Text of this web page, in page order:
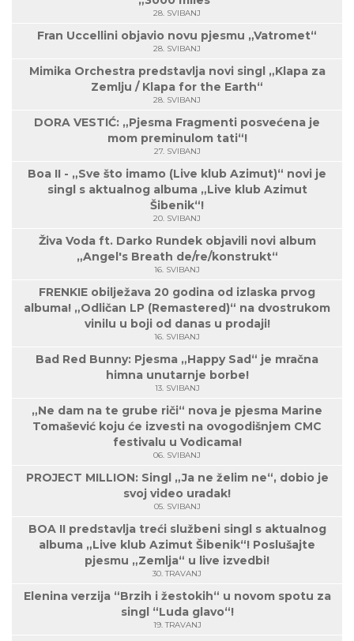
28. SVIBANJ
Fran Uccellini objavio novu pjesmu „Vatromet“
28. SVIBANJ
Mimika Orchestra predstavlja novi singl „Klapa za
Zemlju / Klapa for the Earth“
28. SVIBANJ
DORA VESTIĆ: „Pjesma Fragmenti posvećena je
mom preminulom tati“!
27. SVIBANJ
Boa II - „Sve što imamo (Live klub Azimut)“ novi je
singl s aktualnog albuma „Live klub Azimut
Šibenik“!
20. SVIBANJ
Živa Voda ft. Darko Rundek objavili novi album
„Angel's Breath de/re/konstrukt“
16. SVIBANJ
FRENKIE obilježava 20 godina od izlaska prvog
albuma! „Odličan LP (Remastered)“ na dvostrukom
vinilu u boji od danas u prodaji!
16. SVIBANJ
Bad Red Bunny: Pjesma „Happy Sad“ je mračna
himna unutarnje borbe!
13. SVIBANJ
„Ne dam na te grube riči“ nova je pjesma Marine
Tomašević koju će izvesti na ovogodišnjem CMC
festivalu u Vodicama!
06. SVIBANJ
PROJECT MILLION: Singl „Ja ne želim ne“, dobio je
svoj video uradak!
05. SVIBANJ
BOA II predstavlja treći službeni singl s aktualnog
albuma „Live klub Azimut Šibenik“! Poslušajte
pjesmu „Zemlja“ u live izvedbi!
30. TRAVANJ
Elenina verzija “Brzih i žestokih“ u novom spotu za
singl “Luda glavo“!
19. TRAVANJ